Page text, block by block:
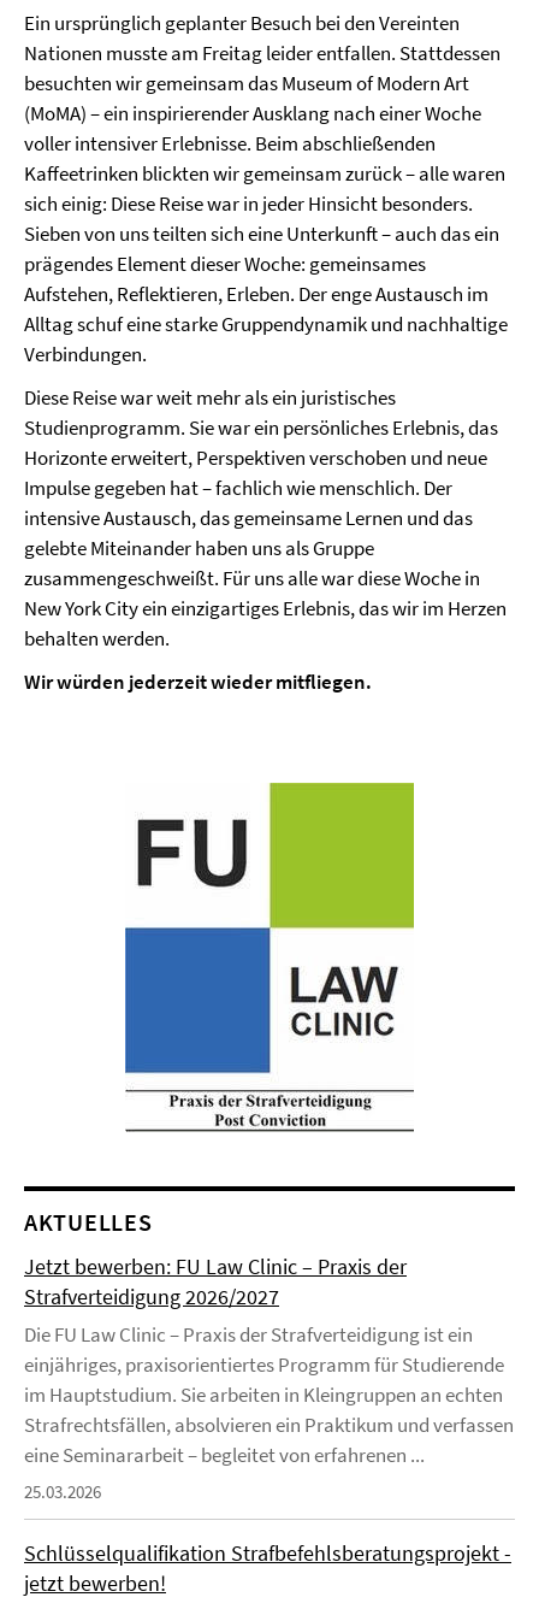
Ein ursprünglich geplanter Besuch bei den Vereinten
Nationen musste am Freitag leider entfallen. Stattdessen
besuchten wir gemeinsam das Museum of Modern Art
(MoMA) – ein inspirierender Ausklang nach einer Woche
voller intensiver Erlebnisse. Beim abschließenden
Kaffeetrinken blickten wir gemeinsam zurück – alle waren
sich einig: Diese Reise war in jeder Hinsicht besonders.
Sieben von uns teilten sich eine Unterkunft – auch das ein
prägendes Element dieser Woche: gemeinsames
Aufstehen, Reflektieren, Erleben. Der enge Austausch im
Alltag schuf eine starke Gruppendynamik und nachhaltige
Verbindungen.
Diese Reise war weit mehr als ein juristisches
Studienprogramm. Sie war ein persönliches Erlebnis, das
Horizonte erweitert, Perspektiven verschoben und neue
Impulse gegeben hat – fachlich wie menschlich. Der
intensive Austausch, das gemeinsame Lernen und das
gelebte Miteinander haben uns als Gruppe
zusammengeschweißt. Für uns alle war diese Woche in
New York City ein einzigartiges Erlebnis, das wir im Herzen
behalten werden.
Wir würden jederzeit wieder mitfliegen.
AKTUELLES
Jetzt bewerben: FU Law Clinic – Praxis der
Strafverteidigung 2026/2027
Die FU Law Clinic – Praxis der Strafverteidigung ist ein
einjähriges, praxisorientiertes Programm für Studierende
im Hauptstudium. Sie arbeiten in Kleingruppen an echten
Strafrechtsfällen, absolvieren ein Praktikum und verfassen
eine Seminararbeit – begleitet von erfahrenen ...
25.03.2026
Schlüsselqualifikation Strafbefehlsberatungsprojekt -
jetzt bewerben!